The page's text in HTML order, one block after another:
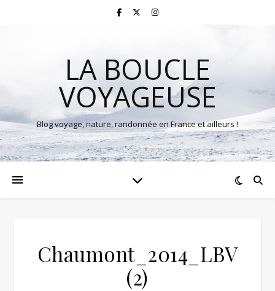
LA BOUCLE
VOYAGEUSE
Blog voyage, nature, randonnée en France et ailleurs !
Chaumont_2014_LBV
(2)